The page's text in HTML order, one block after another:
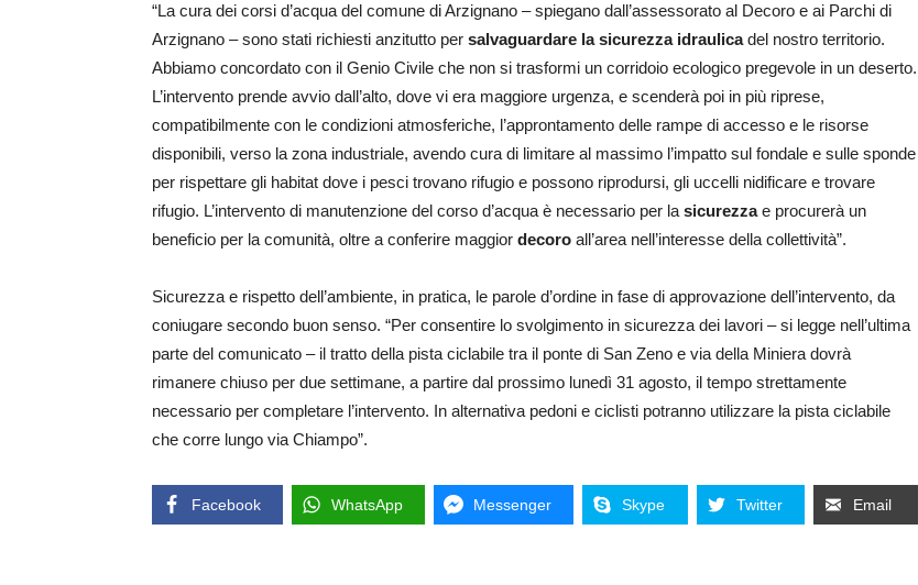
“La cura dei corsi d’acqua del comune di Arzignano – spiegano dall’assessorato al Decoro e ai Parchi di
Arzignano – sono stati richiesti anzitutto per salvaguardare la sicurezza idraulicadel nostro territorio.
Abbiamo concordato con il Genio Civile che non si trasformi un corridoio ecologico pregevole in un deserto.
L’intervento prende avvio dall’alto, dove vi era maggiore urgenza, e scenderà poi in più riprese,
compatibilmente con le condizioni atmosferiche, l’approntamento delle rampe di accesso e le risorse
disponibili, verso la zona industriale, avendo cura di limitare al massimo l’impatto sul fondale e sulle sponde
per rispettare gli habitat dove i pesci trovano rifugio e possono riprodursi, gli uccelli nidificare e trovare
rifugio. L’intervento di manutenzione del corso d’acqua è necessario per la sicurezzae procurerà un
beneficio per la comunità, oltre a conferire maggior decoro all’area nell’interesse della collettività”.
Sicurezza e rispetto dell’ambiente, in pratica, le parole d’ordine in fase di approvazione dell’intervento, da
coniugare secondo buon senso. “Per consentire lo svolgimento in sicurezza dei lavori – si legge nell’ultima
parte del comunicato – il tratto della pista ciclabile tra il ponte di San Zeno e via della Miniera dovrà
rimanere chiuso per due settimane, a partire dal prossimo lunedì 31 agosto, il tempo strettamente
necessario per completare l’intervento. In alternativa pedoni e ciclisti potranno utilizzare la pista ciclabile
che corre lungo via Chiampo”.
Facebook WhatsApp Messenger Skype Twitter Email